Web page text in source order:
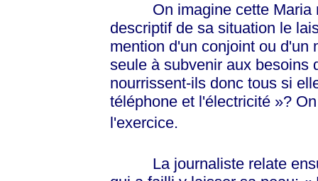
On imagine cette Maria
descriptif de sa situation le
mention d'un conjoint ou d'un
seule à subvenir aux besoins
nourrissent-ils donc tous si
téléphone et l'électricité »?
l'exercice.
La journaliste relate